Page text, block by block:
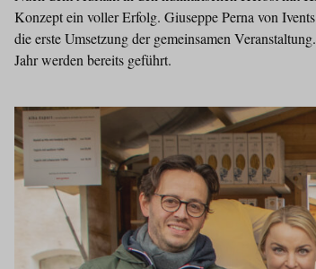
Konzept ein voller Erfolg. Giuseppe Perna von
die erste Umsetzung der gemeinsamen
Jahr werden bereits geführt.